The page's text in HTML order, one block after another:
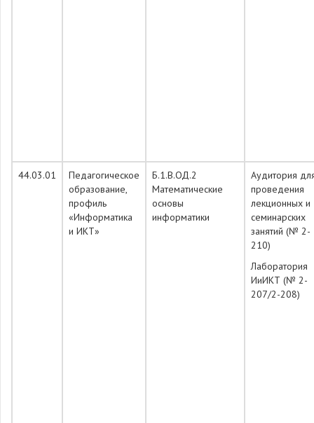
44.03.01
Педагогическое
образование,
профиль
«Информатика
и ИКТ»
Б.1.В.ОД.2
Математические
основы
информатики
Аудитория
проведения
лекционных и
семинарских
занятий (№ 2-
210)
Лаборатория
ИиИКТ (№ 2-
207/2-208)